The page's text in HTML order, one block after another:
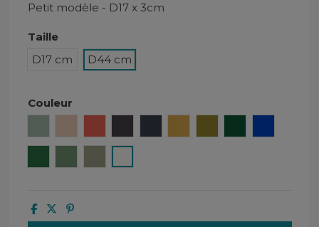
Petit modèle - D17 x 3cm
Taille
D17 cm
D44 cm
Couleur